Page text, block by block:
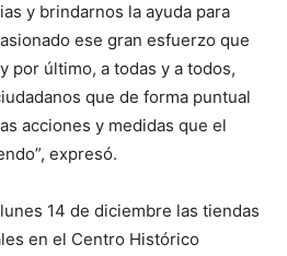
y brindarnos la ayuda para
ese gran esfuerzo que
por último, a todas y a todos,
que de forma puntual
acciones y medidas que el
expresó.
14 de diciembre las tiendas
en el Centro Histórico